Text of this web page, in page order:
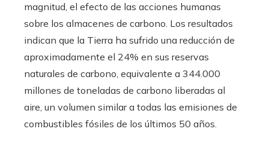
magnitud, el efecto de las acciones humanas
sobre los almacenes de carbono. Los resultados
indican que la Tierra ha sufrido una reducción de
aproximadamente el 24% en sus reservas
naturales de carbono, equivalente a 344.000
millones de toneladas de carbono liberadas al
aire, un volumen similar a todas las emisiones de
combustibles fósiles de los últimos 50 años.